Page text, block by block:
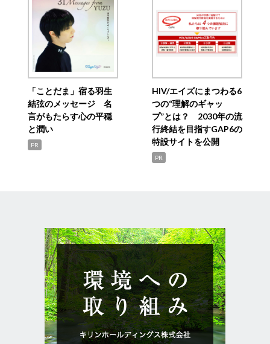
「ことだま」宿る羽生
結弦のメッセージ 名
言がもたらす心の平穏
と潤い
PR
HIV/エイズにまつわる6
つの“理解のギャッ
プ”とは？ 2030年の流
行終結を目指すGAP6の
特設サイトを公開
PR